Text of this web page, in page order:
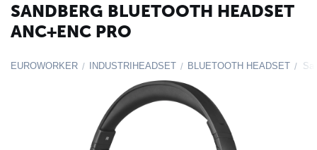
SANDBERG BLUETOOTH HEADSET
ANC+ENC PRO
EUROWORKER / INDUSTRIHEADSET / BLUETOOTH HEADSET /